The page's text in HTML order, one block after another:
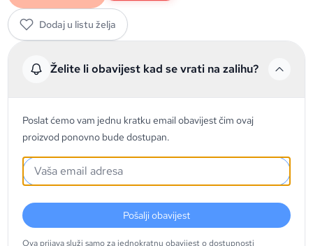
Dodaj u listu želja
Želite li obavijest kad se vrati na zalihu?
Poslat ćemo vam jednu kratku email obavijest čim ovaj
proizvod ponovno bude dostupan.
Pošalji obavijest
Ova prijava služi samo za jednokratnu obavijest o dostupnosti